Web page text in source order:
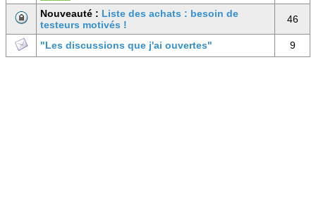
Nouveauté : Liste des achats : besoin de
testeurs motivés !
46
"Les discussions que j'ai ouvertes" 9